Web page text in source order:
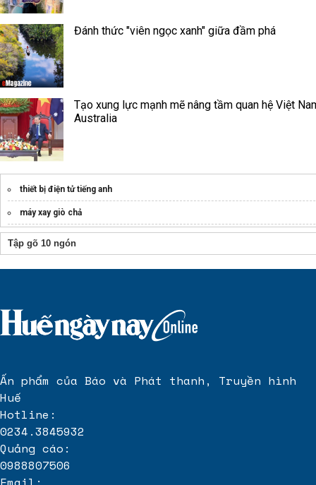
Đánh thức "viên ngọc xanh" giữa đầm phá
Tạo xung lực mạnh mẽ nâng tầm quan hệ Việt
Australia
thiết bị điện tử tiếng anh
máy xay giò chả
Phần mềm quản trị Doanh nghiệp
máy in thăng hoa brother sp1
Tập gõ 10 ngón
Ấn phẩm của Báo và Phát thanh, Truyền hình
Huế
Hotline:
0234.3845932
Quảng cáo:
0988807506